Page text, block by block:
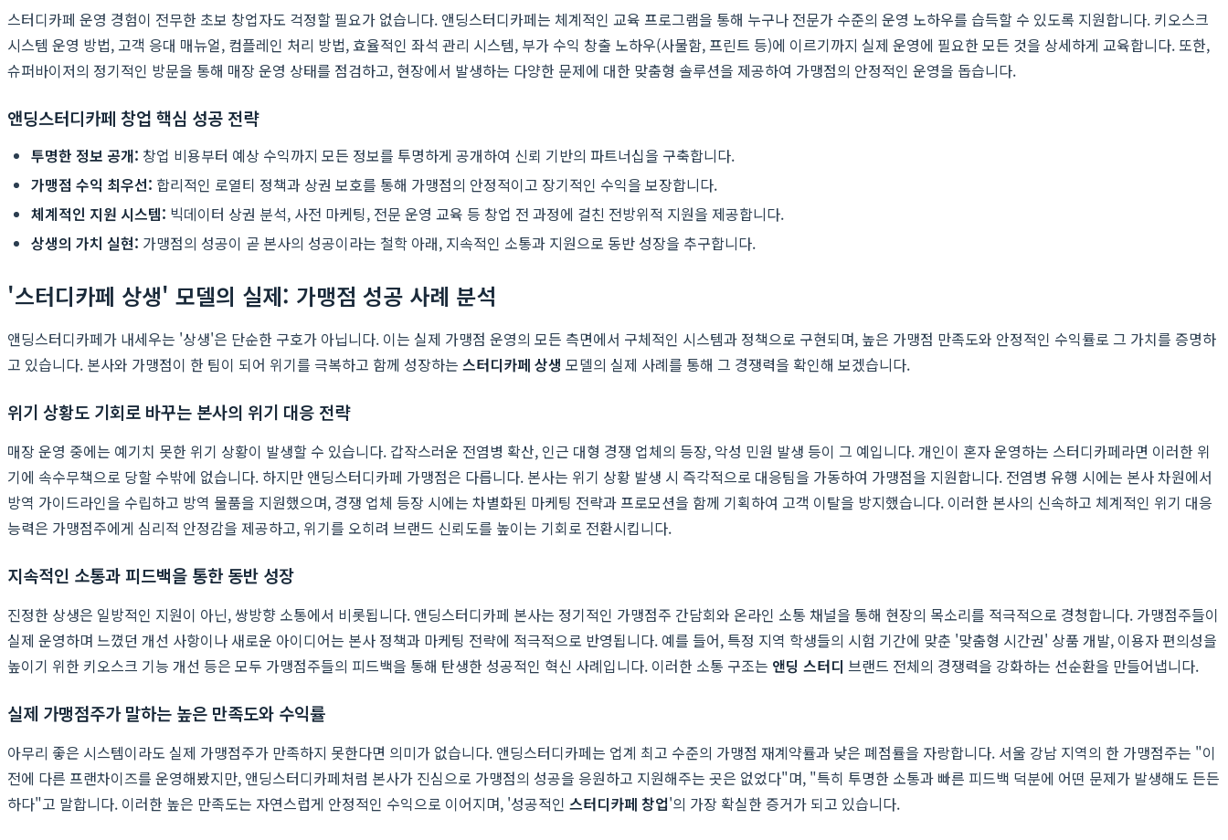
스터디카페 운영 경험이 전무한 초보 창업자도 걱정할 필요가 없습니다. 앤딩스터디카페는 체계적인 교육 프로그램을 통해 누구나 전문가 수준의 운영 노하우를 습득할 수 있도록 지원합니다. 키오스크
시스템 운영 방법, 고객 응대 매뉴얼, 컴플레인 처리 방법, 효율적인 좌석 관리 시스템, 부가 수익 창출 노하우(사물함, 프린트 등)에 이르기까지 실제 운영에 필요한 모든 것을 상세하게 교육합니다. 또한,
슈퍼바이저의 정기적인 방문을 통해 매장 운영 상태를 점검하고, 현장에서 발생하는 다양한 문제에 대한 맞춤형 솔루션을 제공하여 가맹점의 안정적인 운영을 돕습니다.
앤딩스터디카페 창업 핵심 성공 전략
투명한 정보 공개: 창업 비용부터 예상 수익까지 모든 정보를 투명하게 공개하여 신뢰 기반의 파트너십을 구축합니다.
가맹점 수익 최우선: 합리적인 로열티 정책과 상권 보호를 통해 가맹점의 안정적이고 장기적인 수익을 보장합니다.
체계적인 지원 시스템: 빅데이터 상권 분석, 사전 마케팅, 전문 운영 교육 등 창업 전 과정에 걸친 전방위적 지원을 제공합니다.
상생의 가치 실현: 가맹점의 성공이 곧 본사의 성공이라는 철학 아래, 지속적인 소통과 지원으로 동반 성장을 추구합니다.
'스터디카페 상생' 모델의 실제: 가맹점 성공 사례 분석
앤딩스터디카페가 내세우는 '상생'은 단순한 구호가 아닙니다. 이는 실제 가맹점 운영의 모든 측면에서 구체적인 시스템과 정책으로 구현되며, 높은 가맹점 만족도와 안정적인 수익률로 그 가치를 증명하
고 있습니다. 본사와 가맹점이 한 팀이 되어 위기를 극복하고 함께 성장하는 스터디카페 상생 모델의 실제 사례를 통해 그 경쟁력을 확인해 보겠습니다.
위기 상황도 기회로 바꾸는 본사의 위기 대응 전략
매장 운영 중에는 예기치 못한 위기 상황이 발생할 수 있습니다. 갑작스러운 전염병 확산, 인근 대형 경쟁 업체의 등장, 악성 민원 발생 등이 그 예입니다. 개인이 혼자 운영하는 스터디카페라면 이러한 위
기에 속수무책으로 당할 수밖에 없습니다. 하지만 앤딩스터디카페 가맹점은 다릅니다. 본사는 위기 상황 발생 시 즉각적으로 대응팀을 가동하여 가맹점을 지원합니다. 전염병 유행 시에는 본사 차원에서
방역 가이드라인을 수립하고 방역 물품을 지원했으며, 경쟁 업체 등장 시에는 차별화된 마케팅 전략과 프로모션을 함께 기획하여 고객 이탈을 방지했습니다. 이러한 본사의 신속하고 체계적인 위기 대응
능력은 가맹점주에게 심리적 안정감을 제공하고, 위기를 오히려 브랜드 신뢰도를 높이는 기회로 전환시킵니다.
지속적인 소통과 피드백을 통한 동반 성장
진정한 상생은 일방적인 지원이 아닌, 쌍방향 소통에서 비롯됩니다. 앤딩스터디카페 본사는 정기적인 가맹점주 간담회와 온라인 소통 채널을 통해 현장의 목소리를 적극적으로 경청합니다. 가맹점주들이
실제 운영하며 느꼈던 개선 사항이나 새로운 아이디어는 본사 정책과 마케팅 전략에 적극적으로 반영됩니다. 예를 들어, 특정 지역 학생들의 시험 기간에 맞춘 '맞춤형 시간권' 상품 개발, 이용자 편의성을
높이기 위한 키오스크 기능 개선 등은 모두 가맹점주들의 피드백을 통해 탄생한 성공적인 혁신 사례입니다. 이러한 소통 구조는 앤딩 스터디 브랜드 전체의 경쟁력을 강화하는 선순환을 만들어냅니다.
실제 가맹점주가 말하는 높은 만족도와 수익률
아무리 좋은 시스템이라도 실제 가맹점주가 만족하지 못한다면 의미가 없습니다. 앤딩스터디카페는 업계 최고 수준의 가맹점 재계약률과 낮은 폐점률을 자랑합니다. 서울 강남 지역의 한 가맹점주는 "이
전에 다른 프랜차이즈를 운영해봤지만, 앤딩스터디카페처럼 본사가 진심으로 가맹점의 성공을 응원하고 지원해주는 곳은 없었다"며, "특히 투명한 소통과 빠른 피드백 덕분에 어떤 문제가 발생해도 든든
하다"고 말합니다. 이러한 높은 만족도는 자연스럽게 안정적인 수익으로 이어지며, '성공적인 스터디카페 창업'의 가장 확실한 증거가 되고 있습니다.